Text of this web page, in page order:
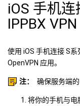
iOS 手机连
IPPBX
使用 iOS 手机连接S系
OpenVPN 应用。
注： 确保服务端的
将你的手机与电